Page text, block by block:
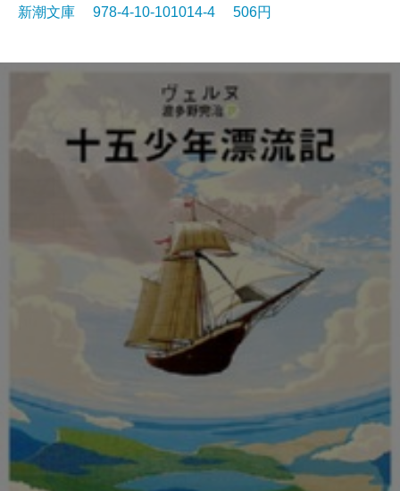
新潮文庫 978-4-10-101014-4 506円